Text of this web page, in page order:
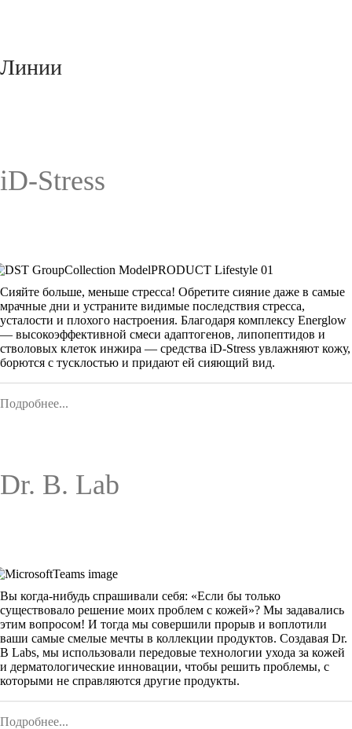
Линии
iD-Stress
Сияйте больше, меньше стресса! Обретите сияние даже в самые
мрачные дни и устраните видимые последствия стресса,
усталости и плохого настроения. Благодаря комплексу Energlow
— высокоэффективной смеси адаптогенов, липопептидов и
стволовых клеток инжира — средства iD-Stress увлажняют кожу,
борются с тусклостью и придают ей сияющий вид.
Подробнее...
Dr. B. Lab
Вы когда-нибудь спрашивали себя: «Если бы только
существовало решение моих проблем с кожей»? Мы задавались
этим вопросом! И тогда мы совершили прорыв и воплотили
ваши самые смелые мечты в коллекции продуктов. Создавая Dr.
B Labs, мы использовали передовые технологии ухода за кожей
и дерматологические инновации, чтобы решить проблемы, с
которыми не справляются другие продукты.
Подробнее...